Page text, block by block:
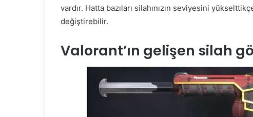
vardır. Hatta bazıları silahınızın seviyesini
değiştirebilir.
Valorant’ın gelişen silah